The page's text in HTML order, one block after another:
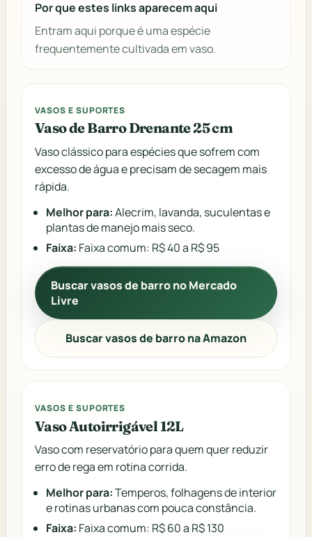
Por que estes links aparecem aqui
Entram aqui porque é uma espécie
frequentemente cultivada em vaso.
VASOS E SUPORTES
Vaso de Barro Drenante 25 cm
Vaso clássico para espécies que sofrem com
excesso de água e precisam de secagem mais
rápida.
Melhor para:Alecrim, lavanda, suculentas e
plantas de manejo mais seco.
Faixa: Faixa comum: R$ 40 a R$ 95
Buscar vasos de barro no Mercado
Livre
Buscar vasos de barro na Amazon
VASOS E SUPORTES
Vaso Autoirrigável 12L
Vaso com reservatório para quem quer reduzir
erro de rega em rotina corrida.
Melhor para:Temperos, folhagens de interior
e rotinas urbanas com pouca constância.
Faixa: Faixa comum: R$ 60 a R$ 130